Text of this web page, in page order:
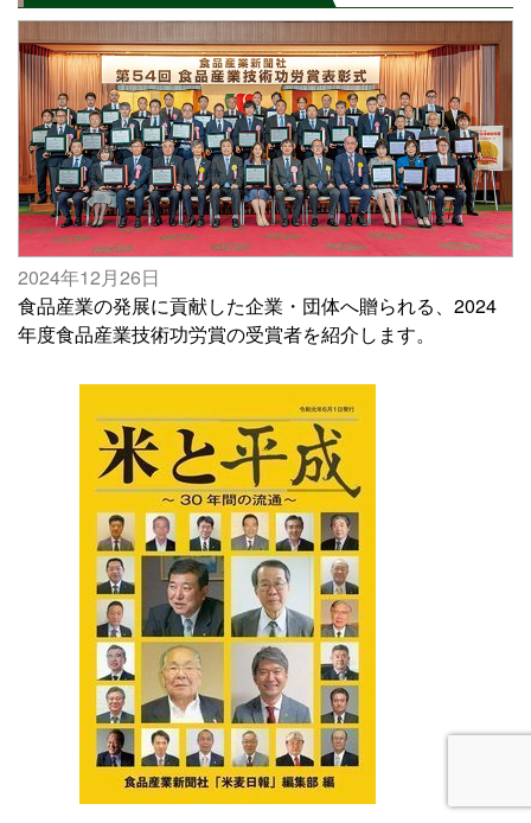
2024年12月26日
食品産業の発展に貢献した企業・団体へ贈られる、2024
年度食品産業技術功労賞の受賞者を紹介します。